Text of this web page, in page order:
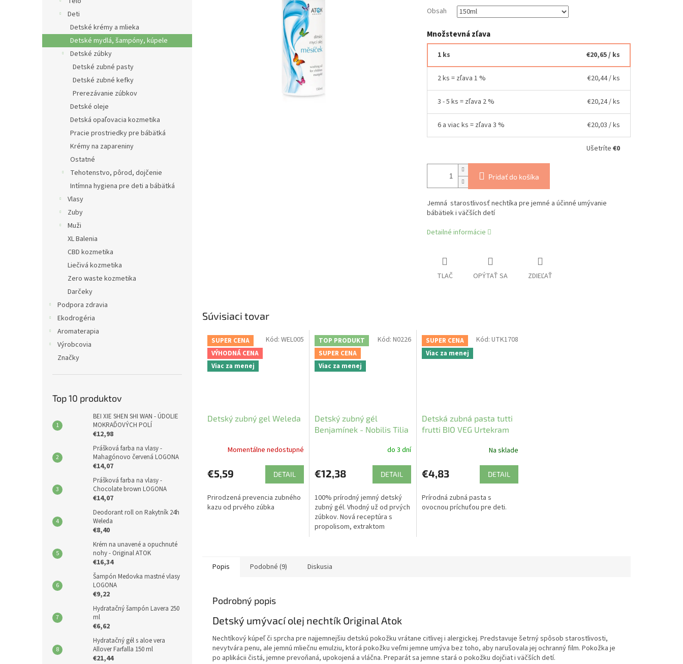
Deti
Detské krémy a mlieka
Detské mydlá, šampóny, kúpele
Detské zúbky
Detské zubné pasty
Detské zubné kefky
Prerezávanie zúbkov
Detské oleje
Detská opaľovacia kozmetika
Pracie prostriedky pre bábätká
Krémy na zapareniny
Ostatné
Tehotenstvo, pôrod, dojčenie
Intímna hygiena pre deti a bábätká
Vlasy
Zuby
Muži
XL Balenia
CBD kozmetika
Liečivá kozmetika
Zero waste kozmetika
Darčeky
Podpora zdravia
Ekodrogéria
Aromaterapia
Výrobcovia
Značky
Top 10 produktov
BEI XIE SHEN SHI WAN - ÚDOLIE
MOKRAĎOVÝCH POLÍ
€12,98
Prášková farba na vlasy -
Mahagónovo červená LOGONA
€14,07
Prášková farba na vlasy -
Chocolate brown LOGONA
€14,07
Deodorant roll on Rakytník 24h
Weleda
€8,40
Krém na unavené a opuchnuté
nohy - Original ATOK
€16,34
Šampón Medovka mastné vlasy
LOGONA
€9,22
Hydratačný šampón Lavera 250
ml
€6,62
Hydratačný gél s aloe vera
Allover Farfalla 150 ml
€21,44
Obsah
Množstevná zľava
1 ks €20,65/ ks
2 ks = zľava 1 % €20,44/ ks
3 - 5 ks = zľava 2 % €20,24/ ks
6 a viac ks = zľava 3 % €20,03 / ks
Ušetríte €0
Pridať do košíka
Jemná starostlivosť nechtíka pre jemné a účinné umývanie
bábätiek i väčších detí
Detailné informácie
TLAČ OPÝTAŤ SA ZDIEĽAŤ
Súvisiaci tovar
SUPER CENA
VÝHODNÁ CENA
Viac za menej
Detský zubný gel Weleda
Momentálne nedostupné
€5,59 DETAIL
Prirodzená prevencia zubného
kazu od prvého zúbka
Kód: WEL005
TOP PRODUKT
SUPER CENA
Viac za menej
Detský zubný gél
Benjamínek - Nobilis Tilia
do 3 dní
€12,38 DETAIL
100% prírodný jemný detský
zubný gél. Vhodný už od prvých
zúbkov. Nová receptúra s
propolisom, extraktom
Kód: N0226
SUPER CENA
Viac za menej
Detská zubná pasta tutti
frutti BIO VEG Urtekram
Na sklade
€4,83 DETAIL
Prírodná zubná pasta s
ovocnou príchuťou pre deti.
Kód:UTK1708
Popis Podobné (9) Diskusia
Podrobný popis
Detský umývací olej nechtík Original Atok
Nechtíkový kúpeľ či sprcha pre najjemnejšiu detskú pokožku vrátane citlivej i alergickej. Predstavuje šetrný spôsob starostlivosti,
nevytvára penu, ale jemnú mliečnu emulziu, ktorá pokožku veľmi jemne umýva bez toho, aby narušovala jej ochranný film. Pokožka je
po aplikácii čistá, jemne prevoňaná, upokojená a vláčna. Preparát sa jemne stará o pokožku dojčiat i väčších detí.